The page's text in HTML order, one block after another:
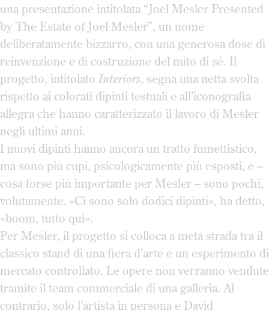
una presentazione intitolata “Joel Mesler Presented
by The Estate of Joel Mesler”, un nome
deliberatamente bizzarro, con una generosa dose di
reinvenzione e di costruzione del mito di sé. Il
progetto, intitolato Interiors, segna una netta svolta
rispetto ai colorati dipinti testuali e all’iconografia
allegra che hanno caratterizzato il lavoro di Mesler
negli ultimi anni.
I nuovi dipinti hanno ancora un tratto fumettistico,
ma sono più cupi, psicologicamente più esposti, e –
cosa forse più importante per Mesler – sono pochi,
volutamente. «Ci sono solo dodici dipinti», ha detto,
«boom, tutto qui».
Per Mesler, il progetto si colloca a metà strada tra il
classico stand di una fiera d’arte e un esperimento di
mercato controllato. Le opere non verranno vendute
tramite il team commerciale di una galleria. Al
contrario, solo l’artista in persona e David